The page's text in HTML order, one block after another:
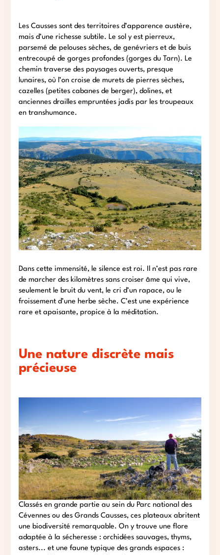
Les Causses sont des territoires d’apparence austère,
mais d’une richesse subtile. Le sol y est pierreux,
parsemé de pelouses sèches, de genévriers et de buis
entrecoupé de gorges profondes (gorges du Tarn). Le
chemin traverse des paysages ouverts, presque
lunaires, où l’on croise de murets de pierres sèches,
cazelles (petites cabanes de berger), dolines, et
anciennes drailles empruntées jadis par les troupeaux
en transhumance.
Dans cette immensité, le silence est roi. Il n’est pas rare
de marcher des kilomètres sans croiser âme qui vive,
seulement le bruit du vent, le cri d’un rapace, ou le
froissement d’une herbe sèche. C’est une expérience
rare et apaisante, propice à la méditation.
Une nature discrète mais
précieuse
Classés en grande partie au sein du Parc national des
Cévennes ou des Grands Causses, ces plateaux abritent
une biodiversité remarquable. On y trouve une flore
adaptée à la sécheresse : orchidées sauvages, thyms,
asters... et une faune typique des grands espaces :